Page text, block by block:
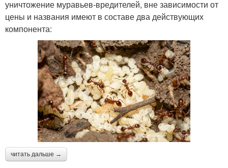
уничтожение муравьев-вредителей, вне зависимости от
цены и названия имеют в составе два действующих
компонента:
читать дальше →